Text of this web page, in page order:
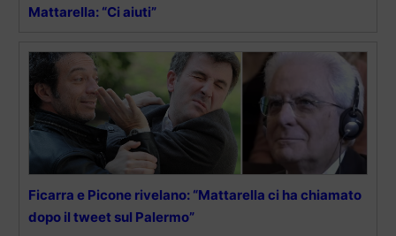
Mattarella: “Ci aiuti”
Ficarra e Picone rivelano: “Mattarella ci ha chiamato
dopo il tweet sul Palermo”